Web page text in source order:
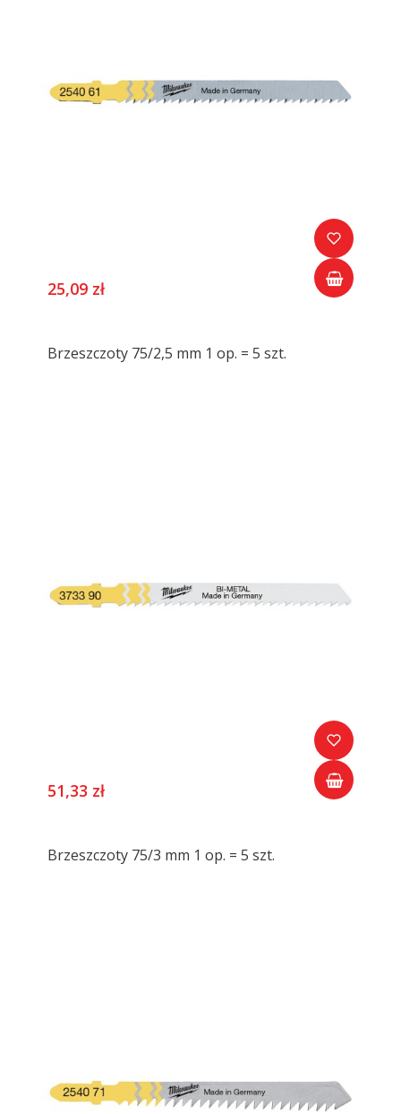
25,09 zł
Brzeszczoty 75/2,5 mm 1 op. = 5 szt.
51,33 zł
Brzeszczoty 75/3 mm 1 op. = 5 szt.